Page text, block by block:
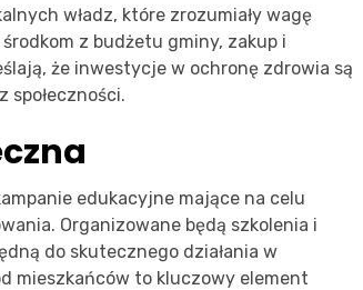
władz, które zrozumiały wagę
z budżetu gminy, zakup i
że inwestycje w ochronę zdrowia są
społeczności.
edukacyjne mające na celu
Organizowane będą szkolenia i
do skutecznego działania w
mieszkańców to kluczowy element